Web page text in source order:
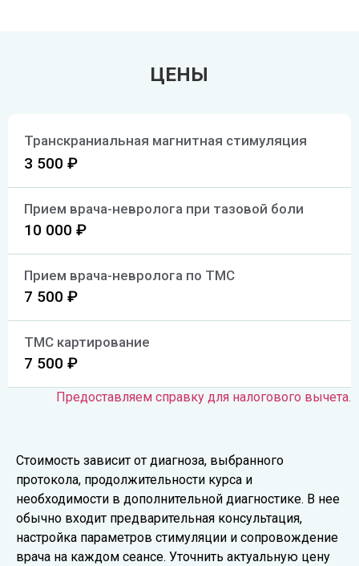
ЦЕНЫ
Транскраниальная магнитная стимуляция
3 500 ₽
Прием врача-невролога при тазовой боли
10 000 ₽
Прием врача-невролога по ТМС
7 500 ₽
ТМС картирование
7 500 ₽
Предоставляем справку для налогового вычета.
Стоимость зависит от диагноза, выбранного
протокола, продолжительности курса и
необходимости в дополнительной диагностике. В нее
обычно входит предварительная консультация,
настройка параметров стимуляции и сопровождение
врача на каждом сеансе. Уточнить актуальную цену